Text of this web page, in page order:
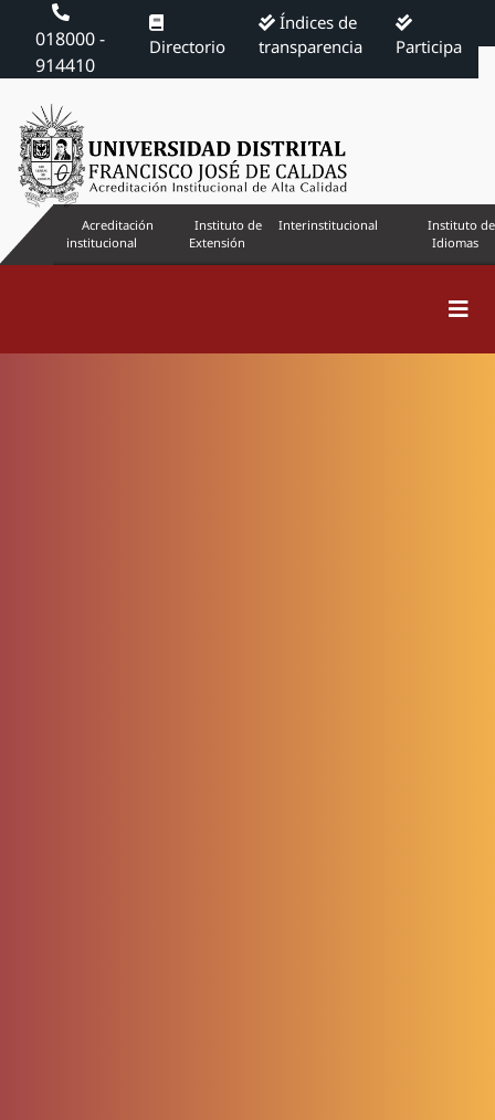
018000 -
914410
Directorio
Índices de
transparencia
Participa
Acreditación
institucional
Instituto de
Extensión
Interinstitucional
Instituto de
Idiomas